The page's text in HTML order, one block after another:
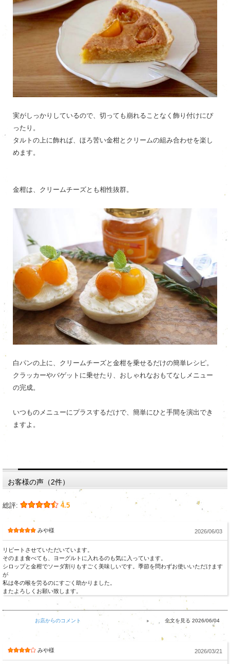
実がしっかりしているので、切っても崩れることなく飾り付けにぴ
ったり。
タルトの上に飾れば、ほろ苦い金柑とクリームの組み合わせを楽し
めます。
金柑は、クリームチーズとも相性抜群。
白パンの上に、クリームチーズと金柑を乗せるだけの簡単レシピ。
クラッカーやバゲットに乗せたり、おしゃれなおもてなしメニュー
の完成。
いつものメニューにプラスするだけで、簡単にひと手間を演出でき
ますよ。
お客様の声（2件）
総評: 4.5
みや様 2026/06/03
リピートさせていただいています。
そのまま食べても、ヨーグルトに入れるのも気に入っています。
シロップと金柑でソーダ割りもすごく美味しいです。季節を問わずお使いいただけます
が
私は冬の喉を労るのにすごく助かりました。
またよろしくお願い致します。
お店からのコメント 2026/06/04
みや様 2026/03/21